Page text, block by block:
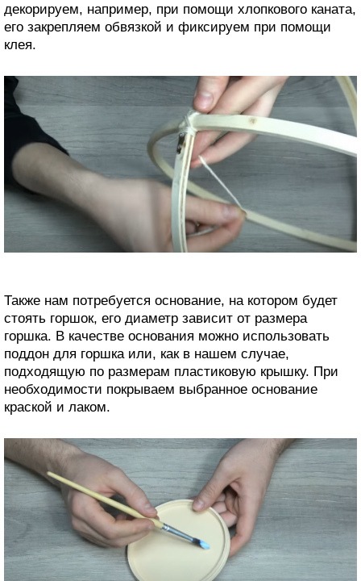
декорируем, например, при помощи хлопкового каната,
его закрепляем обвязкой и фиксируем при помощи
клея.
Также нам потребуется основание, на котором будет
стоять горшок, его диаметр зависит от размера
горшка. В качестве основания можно использовать
поддон для горшка или, как в нашем случае,
подходящую по размерам пластиковую крышку. При
необходимости покрываем выбранное основание
краской и лаком.